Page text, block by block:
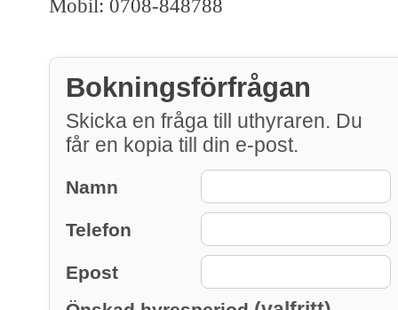
Mobil: 0708-848788
Bokningsförfrågan
Skicka en fråga till uthyraren. Du
får en kopia till din e-post.
Namn
Telefon
Epost